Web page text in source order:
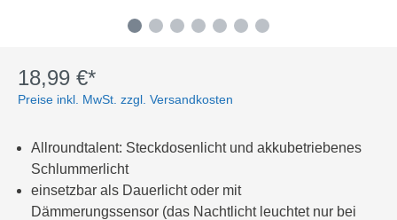
18,99 €*
Preise inkl. MwSt. zzgl. Versandkosten
Allroundtalent: Steckdosenlicht und akkubetriebenes
Schlummerlicht
einsetzbar als Dauerlicht oder mit
Dämmerungssensor (das Nachtlicht leuchtet nur bei